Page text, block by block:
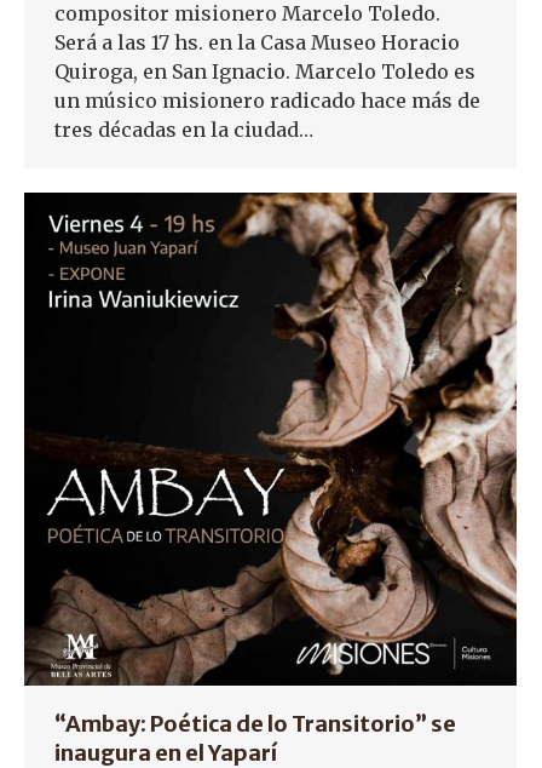
compositor misionero Marcelo Toledo.
Será a las 17 hs. en la Casa Museo Horacio
Quiroga, en San Ignacio. Marcelo Toledo es
un músico misionero radicado hace más de
tres décadas en la ciudad…
“Ambay: Poética de lo Transitorio” se
inaugura en el Yaparí